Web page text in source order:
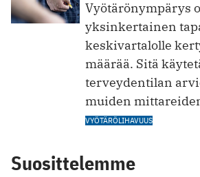
Vyötärönympärys
yksinkertainen
keskivartalolle
määrää. Sitä
terveydentilan
muiden
VYÖTÄRÖLIHAVUUS
Suosittelemme